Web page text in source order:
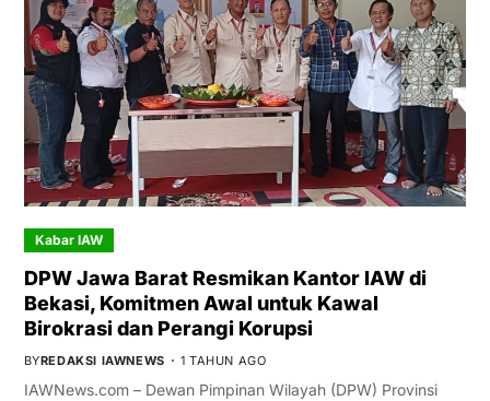
Kabar IAW
DPW Jawa Barat Resmikan Kantor IAW di
Bekasi, Komitmen Awal untuk Kawal
Birokrasi dan Perangi Korupsi
BYREDAKSI IAWNEWS 1 TAHUN AGO
IAWNews.com – Dewan Pimpinan Wilayah (DPW) Provinsi